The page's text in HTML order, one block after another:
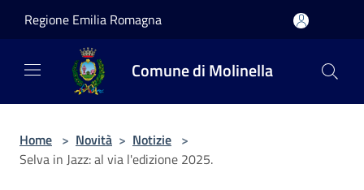
Regione Emilia Romagna
Comune di Molinella
Home > Novità > Notizie >
Selva in Jazz: al via l'edizione 2025.